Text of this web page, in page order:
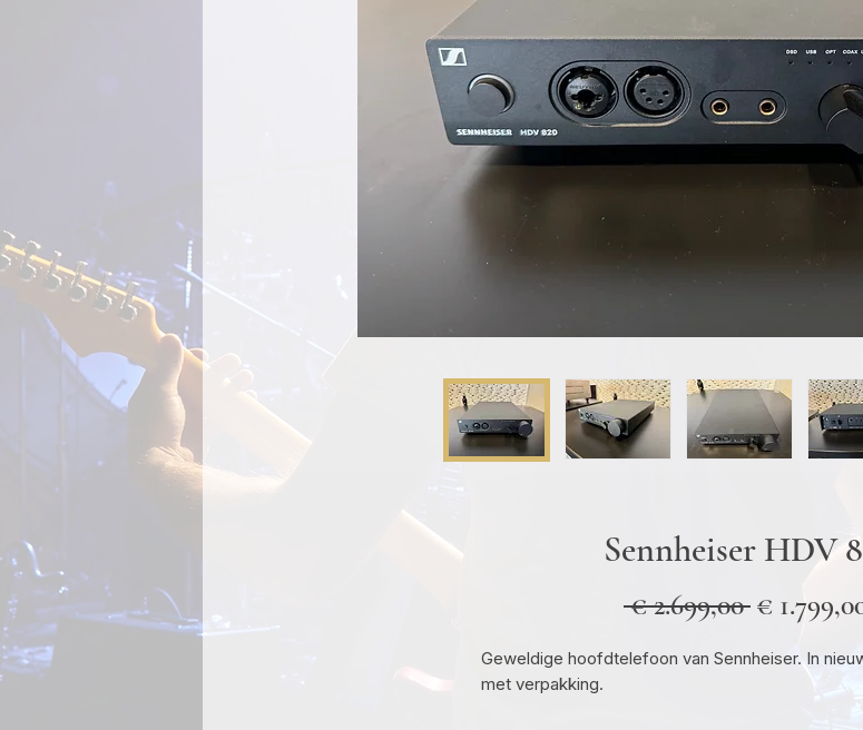
Sennheiser HDV
€ 2.699,00 Normale
€
Geweldige hoofdtelefoon van Sennheiser. In
met verpakking.